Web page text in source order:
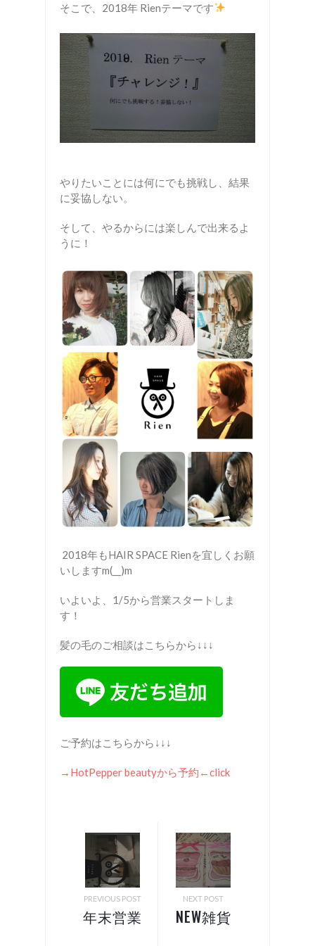
そこで、2018年 Rienテーマです
やりたいことには何にでも挑戦し、結果
に妥協しない。
そして、やるからには楽しんで出来るよ
うに！
2018年もHAIR SPACE Rienを宜しくお願
いしますm(__)m
いよいよ、1/5から営業スタートしま
す！
髪の毛のご相談はこちらから↓↓↓
ご予約はこちらから↓↓↓
→HotPepper beautyから予約←click
PREVIOUS POST
年末営業
NEXT POST
NEW雑貨